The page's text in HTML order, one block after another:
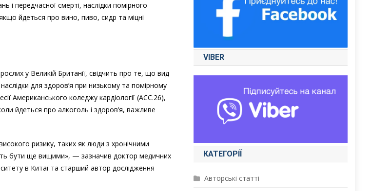
і передчасної смерті, наслідки помірного
йдеться про вино, пиво, сидр та міцні
у Великій Британії, свідчить про те, що вид
для здоров’я при низькому та помірному
Американського коледжу кардіології (ACC.26),
йдеться про алкоголь і здоров’я, важливе
ризику, таких як люди з хронічними
бути ще вищими», — зазначив доктор медичних
в Китаї та старший автор дослідження
VIBER
КАТЕГОРІЇ
Авторські статті